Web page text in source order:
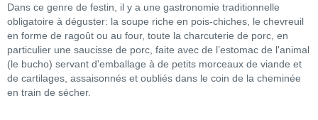
Dans ce genre de festin, il y a une gastronomie traditionnelle
obligatoire à déguster: la soupe riche en pois-chiches, le chevreuil
en forme de ragoût ou au four, toute la charcuterie de porc, en
particulier une saucisse de porc, faite avec de l’estomac de l'animal
(le bucho) servant d'emballage à de petits morceaux de viande et
de cartilages, assaisonnés et oubliés dans le coin de la cheminée
en train de sécher.